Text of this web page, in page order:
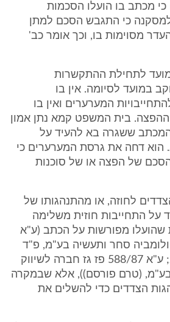
כי מכתב בו הועלו הסכמות
למסקנה כי התגבש הסכם למתן
מסוימות בו, וכך אומר כב'
לתחילת ההתקשרות
במועד לסיומה. אין בו
המערערים ואין בו
ההפצה. בית המשפט קמא נתן אמון
המכתב ששגרה בא להעיד על
הוא דחה את גרסת המערערים כי
של הפצה או של סוכנות
לחוזה, או מהתנהגותו של
על התחייבות חוזית משלימה
מפורשות על הכתב (ע"א
נ' קולומביה סחר ותעשיה בע"מ, פ"ד
מז(252 (1, בעמ' 259; ע"א 588/87 פז גז חברה לשיווק
(טרם פורסם)), אלא שבמקרה
הצדדים כדי להשלים את